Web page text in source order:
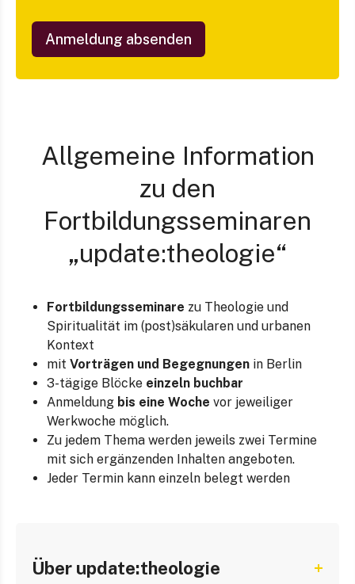
Anmeldung absenden
Allgemeine Information
zu den
Fortbildungsseminaren
„update:theologie“
Fortbildungsseminare zu Theologie und
Spiritualität im (post)säkularen und urbanen
Kontext
mitVorträgen und Begegnungen in Berlin
3-tägige Blöcke einzeln buchbar
Anmeldung bis eine Wochevor jeweiliger
Werkwoche möglich.
Zu jedem Thema werden jeweils zwei Termine
mit sich ergänzenden Inhalten angeboten.
Jeder Termin kann einzeln belegt werden
Über update:theologie